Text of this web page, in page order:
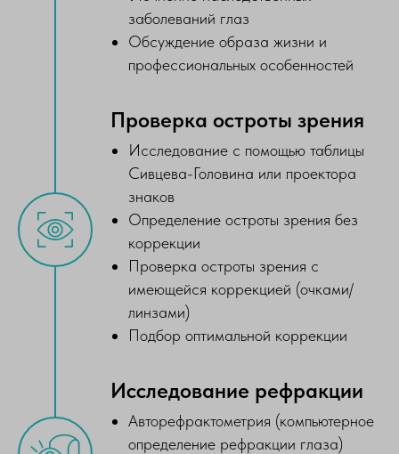
заболеваний глаз
Обсуждение образа жизни и
профессиональных особенностей
Проверка остроты зрения
Исследование с помощью таблицы
Сивцева-Головина или проектора
знаков
Определение остроты зрения без
коррекции
Проверка остроты зрения с
имеющейся коррекцией (очками/
линзами)
Подбор оптимальной коррекции
Исследование рефракции
Авторефрактометрия (компьютерное
определение рефракции глаза)